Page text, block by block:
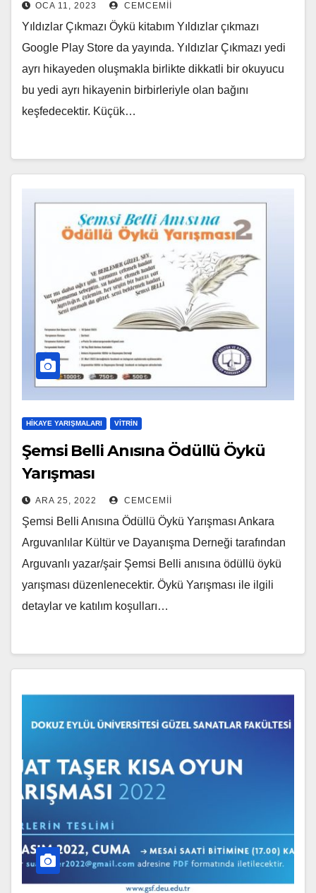
OCA 11, 2023 CEMCEMII
Yıldızlar Çıkmazı Öykü kitabım Yıldızlar çıkmazı
Google Play Store da yayında. Yıldızlar Çıkmazı yedi
ayrı hikayeden oluşmakla birlikte dikkatli bir okuyucu
bu yedi ayrı hikayenin birbirleriyle olan bağını
keşfedecektir. Küçük…
HIKAYE YARIŞMALARI VITRIN
Şemsi Belli Anısına Ödüllü Öykü
Yarışması
ARA 25, 2022 CEMCEMII
Şemsi Belli Anısına Ödüllü Öykü Yarışması Ankara
Arguvanlılar Kültür ve Dayanışma Derneği tarafından
Arguvanlı yazar/şair Şemsi Belli anısına ödüllü öykü
yarışması düzenlenecektir. Öykü Yarışması ile ilgili
detaylar ve katılım koşulları…